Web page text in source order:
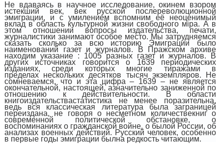
Не вдаваясь в научное исследование, окинем взором
истекший век, век русской послереволюционной
эмиграции, и с умилением вспомним её неоценимый
вклад в область культурной жизни свободного мiра. А в
этом отношении вопросы издательства, печати,
журналистики занимают особое место. Мы затрудняемся
сказать сколько за всю историю Эмиграции было
наименований газет и журналов. В Пражском архиве
находим указание : 1005 разных газет и журналов. В
других источниках говорится о 1639 периодических
изданиях, среди которых многие тиражами в
пределах нескольких десятков тысяч экземпляров. Не
сомневаемся, что и эта цифра – 1639 – не является
окончательной, настоящей, азначительно заниженной по
отношению к действительности. В области
книгоиздательствастатистика не менее поразительна,
ведь вся классическая литература была заграницей
переиздана, не говоря о несметном количествекниг о
современной политической обстановке, о
воспоминаниях о гражданской войне, о былой России, об
анализах военных действий. Русский человек, особенно
в первые годы эмиграции былна редкость читающим.